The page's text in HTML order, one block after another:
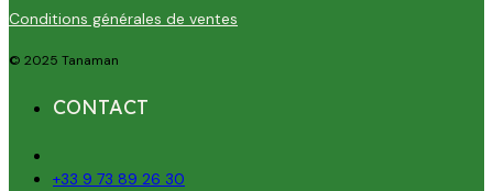
Conditions générales de ventes
© 2025 Tanaman
CONTACT
+33 9 73 89 26 30